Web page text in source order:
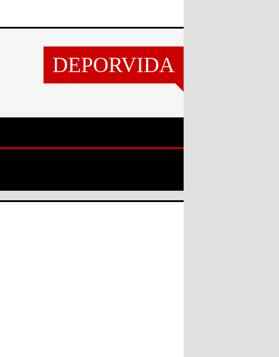
DEPORVIDA